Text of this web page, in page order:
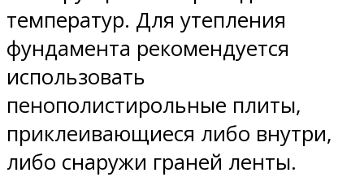
температур. Для утепления
фундамента рекомендуется
использовать
пенополистирольные плиты,
приклеивающиеся либо внутри,
либо снаружи граней ленты.